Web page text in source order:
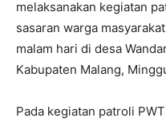
melaksanakan kegiatan
sasaran warga
malam hari di desa
Kabupaten Malang,
Pada kegiatan patroli